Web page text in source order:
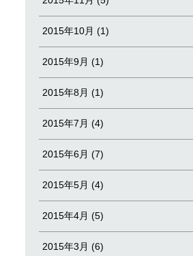
2015年10月 (1)
2015年9月 (1)
2015年8月 (1)
2015年7月 (4)
2015年6月 (7)
2015年5月 (4)
2015年4月 (5)
2015年3月 (6)